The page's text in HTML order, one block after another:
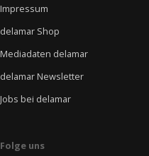
Impressum
delamar Shop
Mediadaten delamar
delamar Newsletter
Jobs bei delamar
Folge uns